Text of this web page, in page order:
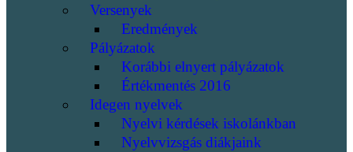
Versenyek
Eredmények
Pályázatok
Korábbi elnyert pályázatok
Értékmentés 2016
Idegen nyelvek
Nyelvi kérdések iskolánkban
Nyelvvizsgás diákjaink